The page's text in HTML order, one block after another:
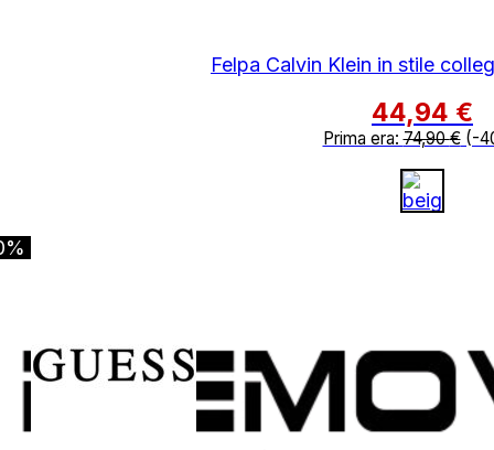
Felpa Calvin Klein in stile
44,94 €
Prima era:74,90€(-